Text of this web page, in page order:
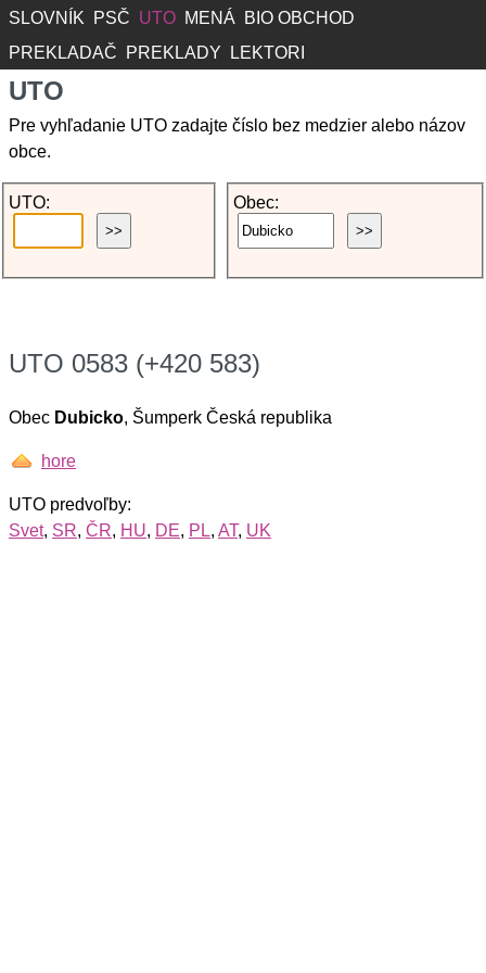
SLOVNÍK PSČ UTO MENÁ
BIO OBCHOD
PREKLADAČ
PREKLADY LEKTORI
UTO
Pre vyhľadanie UTO zadajte číslo bez medzier alebo názov
obce.
UTO: Obec:
UTO 0583 (+420 583)
Obec Dubicko, Šumperk Česká republika
hore
UTO predvoľby:
Svet, SR, ČR, HU, DE, PL, AT, UK